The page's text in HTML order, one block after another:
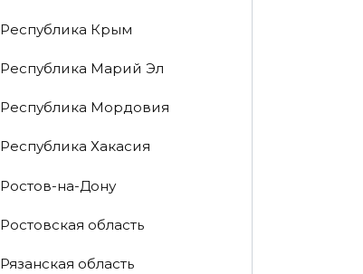
Республика Крым
Республика Марий Эл
Республика Мордовия
Республика Хакасия
Ростов-на-Дону
Ростовская область
Рязанская область